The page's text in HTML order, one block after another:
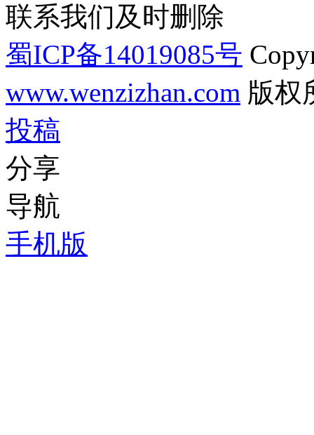
联系我们及时删除
蜀ICP备14019085号
www.wenzizhan.com 版权
投稿
分享
导航
手机版